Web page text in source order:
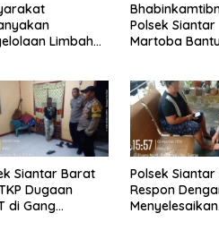
Limbah
Berikan
Resmi
Polsek Siantar
Martoba
Siantar Barat
Dugaan
di Gang
Polsek
Respon
Menyelesaikan